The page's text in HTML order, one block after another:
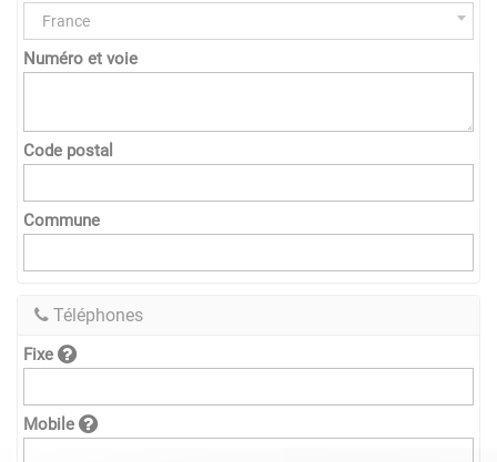
France
Numéro et voie
Code postal
Commune
Téléphones
Fixe
Mobile